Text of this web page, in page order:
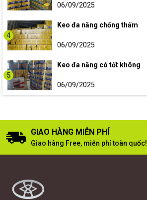
06/09/2025
4
Keo đa năng chống thấm
06/09/2025
5
Keo đa năng có tốt không
06/09/2025
GIAO HÀNG MIỄN PHÍ
Giao hàng Free, miễn phí toàn quốc!